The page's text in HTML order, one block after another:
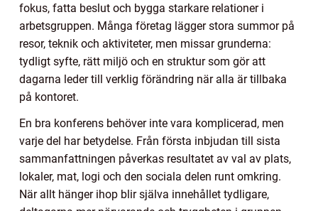
fokus, fatta beslut och bygga starkare relationer i
arbetsgruppen. Många företag lägger stora summor på
resor, teknik och aktiviteter, men missar grunderna:
tydligt syfte, rätt miljö och en struktur som gör att
dagarna leder till verklig förändring när alla är tillbaka
på kontoret.
En bra konferens behöver inte vara komplicerad, men
varje del har betydelse. Från första inbjudan till sista
sammanfattningen påverkas resultatet av val av plats,
lokaler, mat, logi och den sociala delen runt omkring.
När allt hänger ihop blir själva innehållet tydligare,